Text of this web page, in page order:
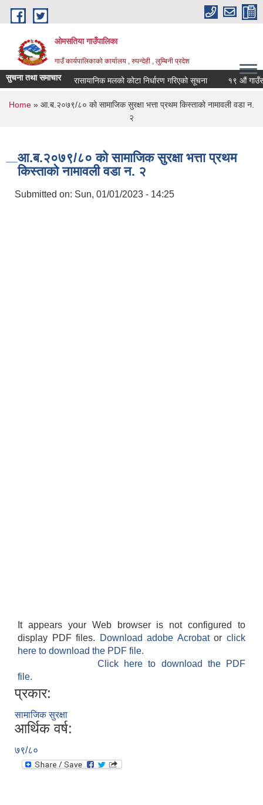
Skip to main content
ओमसतिया गाउँपालिका
गाउँ कार्यपालिकाको कार्यालय , रुपन्देही , लुम्बिनी प्रदेश
सुचना तथा समाचाररासायानिक मलको कोटा निर्धारण गरिएको सूचना १९ औं
You are here
Home » आ.ब.२०७९/८० को सामाजिक सुरक्षा भत्ता प्रथम किस्ताको नामावली वडा न.
२
आ.ब.२०७९/८० को सामाजिक सुरक्षा भत्ता प्रथम
किस्ताको नामावली वडा न. २
Submitted on: Sun, 01/01/2023 - 14:25
It appears your Web browser is not configured to
display PDF files.
Download adobe Acrobatorclick
here to download the PDF file.
Click here to download the PDF
file.
प्रकार:
सामाजिक सुरक्षा
आर्थिक वर्ष:
७९/८०